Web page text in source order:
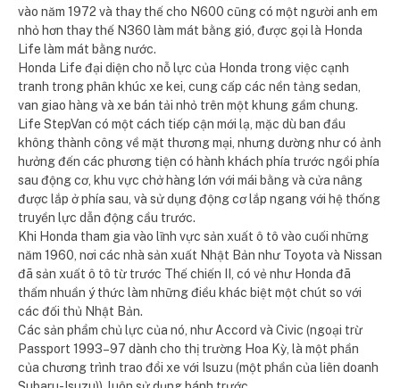
vào năm 1972 và thay thế cho N600 cũng có một người anh em
nhỏ hơn thay thế N360 làm mát bằng gió, được gọi là Honda
Life làm mát bằng nước.
Honda Life đại diện cho nỗ lực của Honda trong việc cạnh
tranh trong phân khúc xe kei, cung cấp các nền tảng sedan,
van giao hàng và xe bán tải nhỏ trên một khung gầm chung.
Life StepVan có một cách tiếp cận mới lạ, mặc dù ban đầu
không thành công về mặt thương mại, nhưng dường như có ảnh
hưởng đến các phương tiện có hành khách phía trước ngồi phía
sau động cơ, khu vực chở hàng lớn với mái bằng và cửa nâng
được lắp ở phía sau, và sử dụng động cơ lắp ngang với hệ thống
truyền lực dẫn động cầu trước.
Khi Honda tham gia vào lĩnh vực sản xuất ô tô vào cuối những
năm 1960, nơi các nhà sản xuất Nhật Bản như Toyota và Nissan
đã sản xuất ô tô từ trước Thế chiến II, có vẻ như Honda đã
thấm nhuần ý thức làm những điều khác biệt một chút so với
các đối thủ Nhật Bản.
Các sản phẩm chủ lực của nó, như Accord và Civic (ngoại trừ
Passport 1993–97 dành cho thị trường Hoa Kỳ, là một phần
của chương trình trao đổi xe với Isuzu (một phần của liên doanh